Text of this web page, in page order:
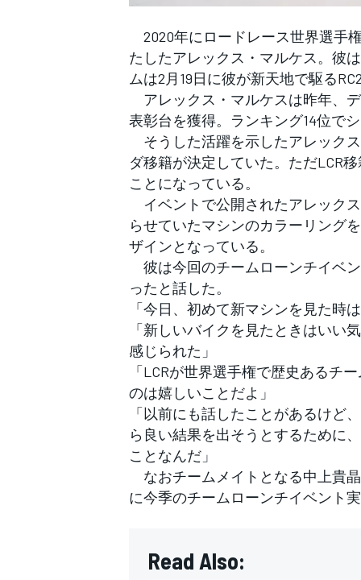
フォーミュラE
2020年にロードレース世界選手
たしたアレックス・マルケス。彼
ムは2月19日に彼が新天地で駆る
アレックス・マルケスは昨年、
表彰台を獲得。ランキング14位で
そうした活躍を示したアレック
ダ移籍が決定していた。ただLCR
ことになっている。
イベントで公開されたアレック
らせていたマシンのカラーリング
ザインとなっている。
彼は今回のチームローンチイベ
ったと話した。
「今日、初めて新マシンを見た時
「新しいバイクを見たときはいい
感じられた」
「LCRが世界選手権で歴史あるチ
のは嬉しいことだよ」
「以前にも話したことがあるけど
ら良い結果を出そうとするために
ことなんだ」
なおチームメイトとなる中上貴
に今季のチームローンチイベント
Read Also: